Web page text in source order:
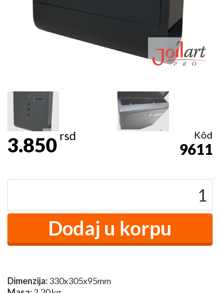
3.850rsd Kôd
9611
Dimenzija:330x305x95mm